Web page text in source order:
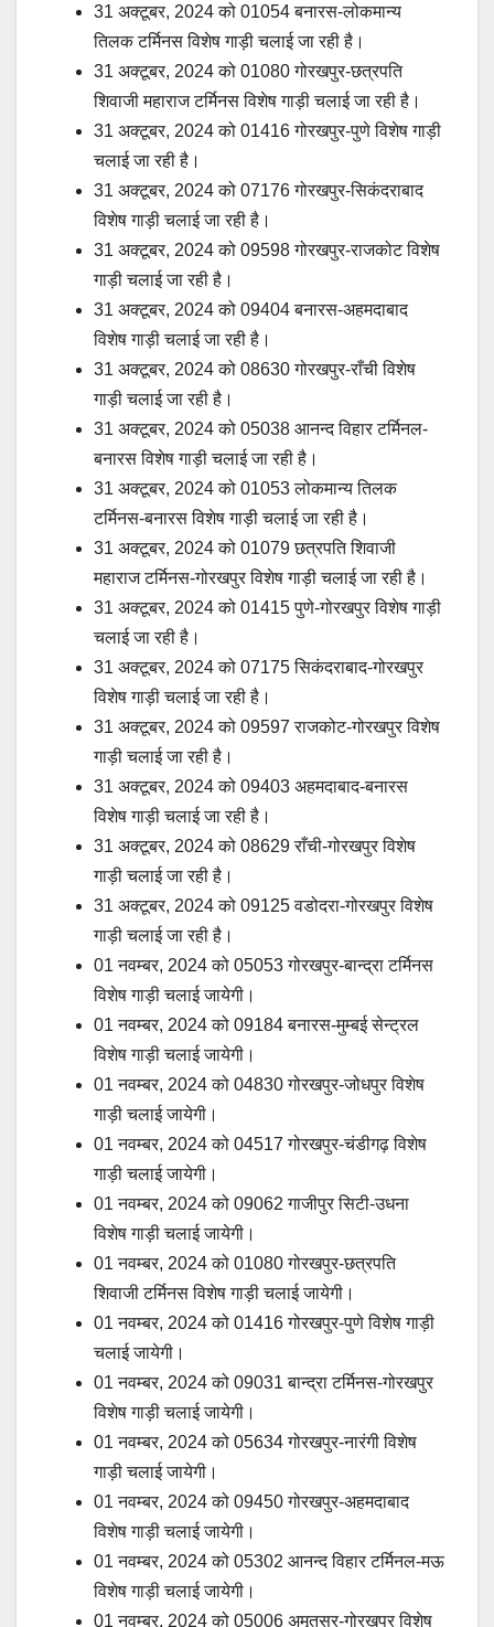
31 अक्टूबर, 2024 को 01054 बनारस-लोकमान्य
तिलक टर्मिनस विशेष गाड़ी चलाई जा रही है।
31 अक्टूबर, 2024 को 01080 गोरखपुर-छत्रपति
शिवाजी महाराज टर्मिनस विशेष गाड़ी चलाई जा रही है।
31 अक्टूबर, 2024 को 01416 गोरखपुर-पुणे विशेष गाड़ी
चलाई जा रही है।
31 अक्टूबर, 2024 को 07176 गोरखपुर-सिकंदराबाद
विशेष गाड़ी चलाई जा रही है।
31 अक्टूबर, 2024 को 09598 गोरखपुर-राजकोट विशेष
गाड़ी चलाई जा रही है।
31 अक्टूबर, 2024 को 09404 बनारस-अहमदाबाद
विशेष गाड़ी चलाई जा रही है।
31 अक्टूबर, 2024 को 08630 गोरखपुर-राँची विशेष
गाड़ी चलाई जा रही है।
31 अक्टूबर, 2024 को 05038 आनन्द विहार टर्मिनल-
बनारस विशेष गाड़ी चलाई जा रही है।
31 अक्टूबर, 2024 को 01053 लोकमान्य तिलक
टर्मिनस-बनारस विशेष गाड़ी चलाई जा रही है।
31 अक्टूबर, 2024 को 01079 छत्रपति शिवाजी
महाराज टर्मिनस-गोरखपुर विशेष गाड़ी चलाई जा रही है।
31 अक्टूबर, 2024 को 01415 पुणे-गोरखपुर विशेष गाड़ी
चलाई जा रही है।
31 अक्टूबर, 2024 को 07175 सिकंदराबाद-गोरखपुर
विशेष गाड़ी चलाई जा रही है।
31 अक्टूबर, 2024 को 09597 राजकोट-गोरखपुर विशेष
गाड़ी चलाई जा रही है।
31 अक्टूबर, 2024 को 09403 अहमदाबाद-बनारस
विशेष गाड़ी चलाई जा रही है।
31 अक्टूबर, 2024 को 08629 राँची-गोरखपुर विशेष
गाड़ी चलाई जा रही है।
31 अक्टूबर, 2024 को 09125 वडोदरा-गोरखपुर विशेष
गाड़ी चलाई जा रही है।
01 नवम्बर, 2024 को 05053 गोरखपुर-बान्द्रा टर्मिनस
विशेष गाड़ी चलाई जायेगी।
01 नवम्बर, 2024 को 09184 बनारस-मुम्बई सेन्ट्रल
विशेष गाड़ी चलाई जायेगी।
01 नवम्बर, 2024 को 04830 गोरखपुर-जोधपुर विशेष
गाड़ी चलाई जायेगी।
01 नवम्बर, 2024 को 04517 गोरखपुर-चंडीगढ़ विशेष
गाड़ी चलाई जायेगी।
01 नवम्बर, 2024 को 09062 गाजीपुर सिटी-उधना
विशेष गाड़ी चलाई जायेगी।
01 नवम्बर, 2024 को 01080 गोरखपुर-छत्रपति
शिवाजी टर्मिनस विशेष गाड़ी चलाई जायेगी।
01 नवम्बर, 2024 को 01416 गोरखपुर-पुणे विशेष गाड़ी
चलाई जायेगी।
01 नवम्बर, 2024 को 09031 बान्द्रा टर्मिनस-गोरखपुर
विशेष गाड़ी चलाई जायेगी।
01 नवम्बर, 2024 को 05634 गोरखपुर-नारंगी विशेष
गाड़ी चलाई जायेगी।
01 नवम्बर, 2024 को 09450 गोरखपुर-अहमदाबाद
विशेष गाड़ी चलाई जायेगी।
01 नवम्बर, 2024 को 05302 आनन्द विहार टर्मिनल-मऊ
विशेष गाड़ी चलाई जायेगी।
01 नवम्बर, 2024 को 05006 अमृतसर-गोरखपुर विशेष